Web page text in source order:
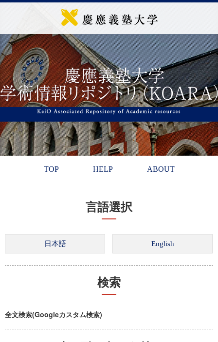
TOP HELP ABOUT
言語選択
検索
全文検索(Googleカスタム検索)